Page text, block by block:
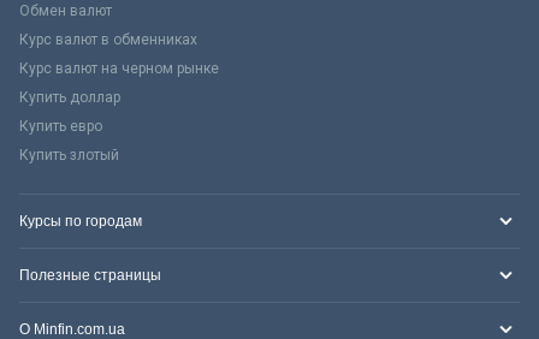
Обмен валют
Курс валют в обменниках
Курс валют на черном рынке
Купить доллар
Купить евро
Купить злотый
Курсы по городам
Полезные страницы
О Minfin.com.ua